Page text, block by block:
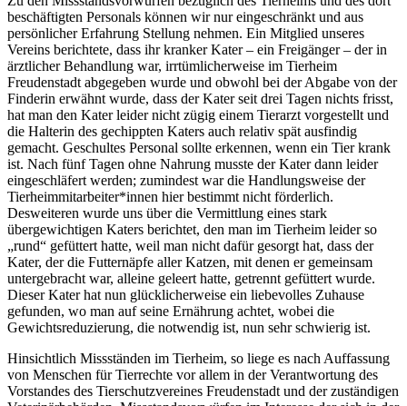
beschäftigten Personals können wir nur eingeschränkt und aus
persönlicher Erfahrung Stellung nehmen. Ein Mitglied unseres
Vereins berichtete, dass ihr kranker Kater – ein Freigänger – der in
ärztlicher Behandlung war, irrtümlicherweise im Tierheim
Freudenstadt abgegeben wurde und obwohl bei der Abgabe von der
Finderin erwähnt wurde, dass der Kater seit drei Tagen nichts frisst,
hat man den Kater leider nicht zügig einem Tierarzt vorgestellt und
die Halterin des gechippten Katers auch relativ spät ausfindig
gemacht. Geschultes Personal sollte erkennen, wenn ein Tier krank
ist. Nach fünf Tagen ohne Nahrung musste der Kater dann leider
eingeschläfert werden; zumindest war die Handlungsweise der
Tierheimmitarbeiter*innen hier bestimmt nicht förderlich.
Desweiteren wurde uns über die Vermittlung eines stark
übergewichtigen Katers berichtet, den man im Tierheim leider so
„rund“ gefüttert hatte, weil man nicht dafür gesorgt hat, dass der
Kater, der die Futternäpfe aller Katzen, mit denen er gemeinsam
untergebracht war, alleine geleert hatte, getrennt gefüttert wurde.
Dieser Kater hat nun glücklicherweise ein liebevolles Zuhause
gefunden, wo man auf seine Ernährung achtet, wobei die
Gewichtsreduzierung, die notwendig ist, nun sehr schwierig ist.
Hinsichtlich Missständen im Tierheim, so liege es nach Auffassung
von Menschen für Tierrechte vor allem in der Verantwortung des
Vorstandes des Tierschutzvereines Freudenstadt und der zuständigen